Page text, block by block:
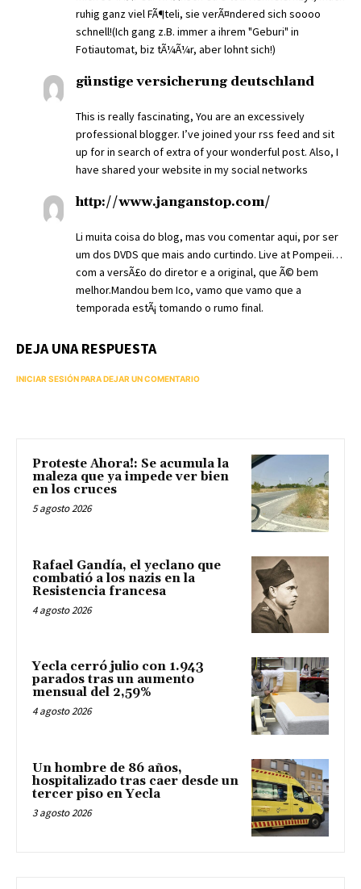
ruhig ganz viel FÃ¶teli, sie verÃ¤ndered sich soooo
schnell!(Ich gang z.B. immer a ihrem "Geburi" in
Fotiautomat, biz tÃ¼Ã¼r, aber lohnt sich!)
günstige versicherung deutschland
This is really fascinating, You are an excessively
professional blogger. I’ve joined your rss feed and sit
up for in search of extra of your wonderful post. Also, I
have shared your website in my social networks
http://www.janganstop.com/
Li muita coisa do blog, mas vou comentar aqui, por ser
um dos DVDS que mais ando curtindo. Live at Pompeii…
com a versÃ£o do diretor e a original, que Ã© bem
melhor.Mandou bem Ico, vamo que vamo que a
temporada estÃ¡ tomando o rumo final.
DEJA UNA RESPUESTA
INICIAR SESIÓN PARA DEJAR UN COMENTARIO
Proteste Ahora!: Se acumula la
maleza que ya impede ver bien
en los cruces
5 agosto 2026
Rafael Gandía, el yeclano que
combatió a los nazis en la
Resistencia francesa
4 agosto 2026
Yecla cerró julio con 1.943
parados tras un aumento
mensual del 2,59%
4 agosto 2026
Un hombre de 86 años,
hospitalizado tras caer desde un
tercer piso en Yecla
3 agosto 2026